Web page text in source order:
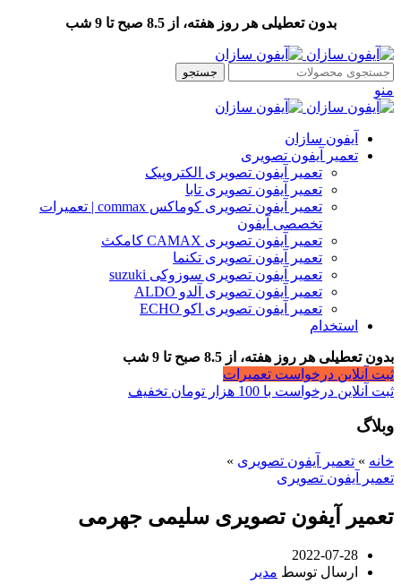
بدون تعطیلی هر روز هفته، از 8.5 صبح تا 9 شب
جستجو
منو
آیفون سازان
تعمیر آیفون تصویری
تعمیر آیفون تصویری الکتروپیک
تعمیر آیفون تصویری تابا
تعمیر آیفون تصویری کوماکس commax | تعمیرات
تخصصی آیفون
تعمیر آیفون تصویری CAMAX کامکث
تعمیر آیفون تصویری تکنما
تعمیر آیفون تصویری سوزوکی suzuki
تعمیر آیفون تصویری آلدو ALDO
تعمیر آیفون تصویری اکو ECHO
استخدام
بدون تعطیلی هر روز هفته، از 8.5 صبح تا 9 شب
ثبت آنلاین درخواست تعمیرات
ثبت آنلاین درخواست با 100 هزار تومان تخفیف
وبلاگ
خانه » تعمیر آیفون تصویری »
تعمیر آیفون تصویری
تعمیر آیفون تصویری سلیمی جهرمی
2022-07-28
ارسال توسط مدیر